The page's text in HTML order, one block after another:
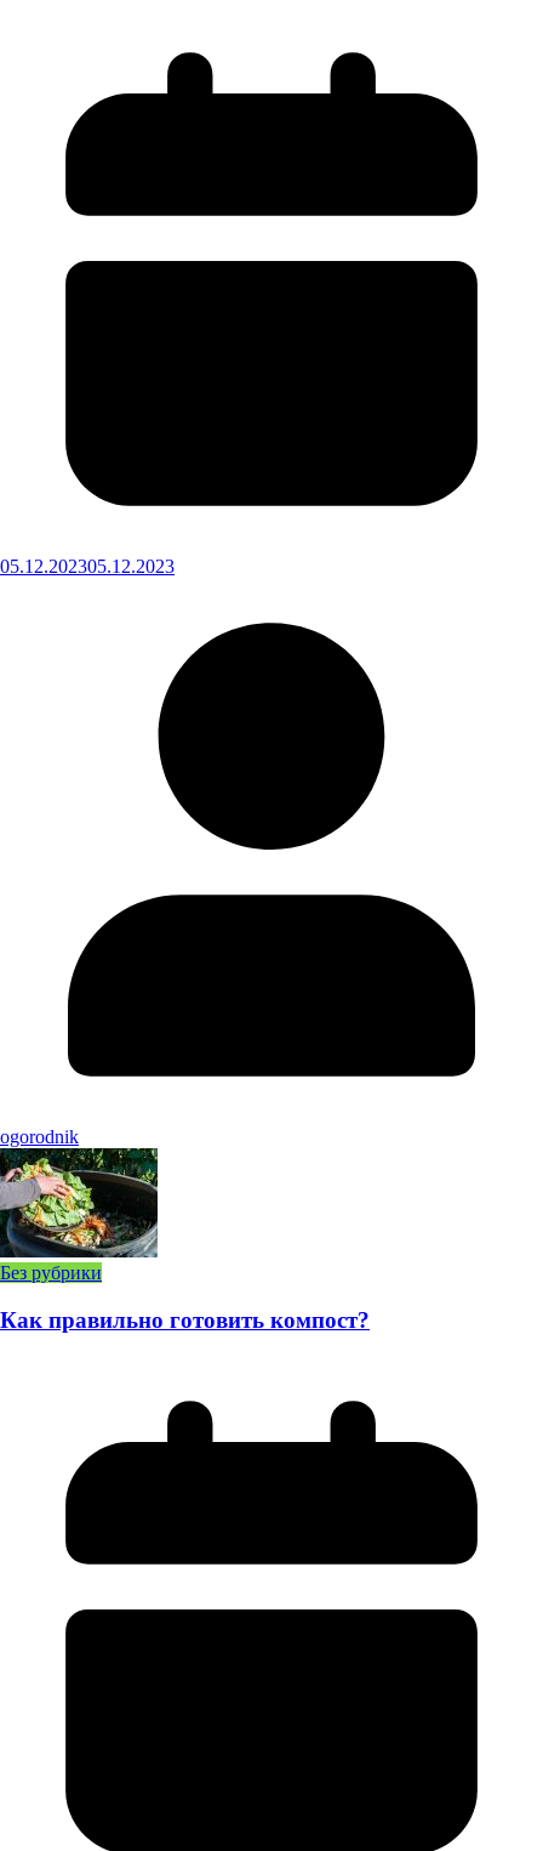
05.12.202305.12.2023
ogorodnik
Без рубрики
Как правильно готовить компост?